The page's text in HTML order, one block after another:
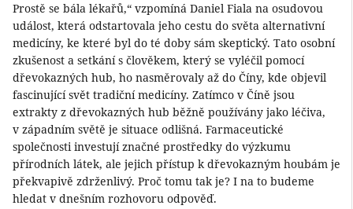
Prostě se bála lékařů,“ vzpomíná Daniel Fiala na osudovou
událost, která odstartovala jeho cestu do světa alternativní
medicíny, ke které byl do té doby sám skeptický. Tato osobní
zkušenost a setkání s člověkem, který se vyléčil pomocí
dřevokazných hub, ho nasměrovaly až do Číny, kde objevil
fascinující svět tradiční medicíny. Zatímco v Číně jsou
extrakty z dřevokazných hub běžně používány jako léčiva,
v západním světě je situace odlišná. Farmaceutické
společnosti investují značné prostředky do výzkumu
přírodních látek, ale jejich přístup k dřevokazným houbám je
překvapivě zdrženlivý. Proč tomu tak je? I na to budeme
hledat v dnešním rozhovoru odpověď.